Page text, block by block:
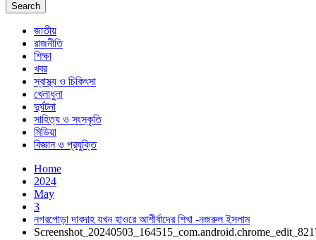
Search
জাতীয়
রাজনীতি
শিক্ষা
খবর
স্বাস্থ্য ও চিকিৎসা
খেলাধুলা
দুর্ঘটনা
সাহিত্য ও সংস্কৃতি
মিডিয়া
বিজ্ঞান ও প্রযুক্তি
Home
2024
May
3
নগরপোড়া দাবদাহ যখন হাওরে আশীর্বাদের শিখা -নজরুল ইসলাম